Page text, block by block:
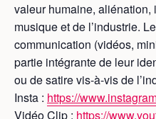
valeur humaine,
musique et de l’industrie.
communication (vidéos,
partie intégrante de leur
ou de satire vis-à-vis de
Insta : https://
Vidéo Clip : https://